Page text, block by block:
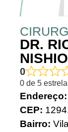
DR.
NISHIO
0
0 de 5
Endereço:
CEP:
Bairro: